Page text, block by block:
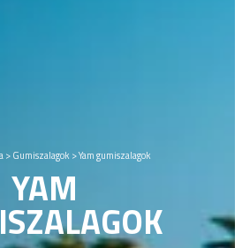
>Gumiszalagok>Yam gumiszalagok
YAM